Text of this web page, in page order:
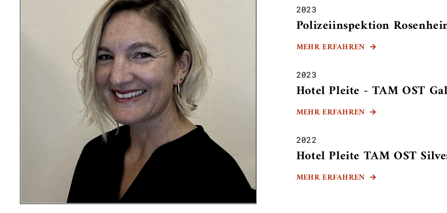
2023
Polizeiinspektion
MEHR ERFAHREN 
2023
Hotel Pleite - TAM OST
MEHR ERFAHREN 
2022
Hotel Pleite TAM OST
MEHR ERFAHREN 